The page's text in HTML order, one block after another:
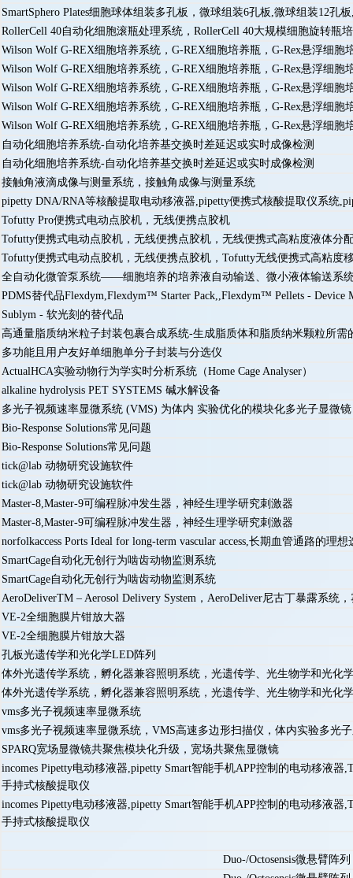
SmartSphero Plates细胞球体组装多孔板，微球组装6孔板,微球组装12孔
RollerCell 40自动化细胞滚瓶处理系统，RollerCell 40大规模细胞旋转瓶
Wilson Wolf G-REX细胞培养系统，G-REX细胞培养瓶，G-Rex悬浮细
Wilson Wolf G-REX细胞培养系统，G-REX细胞培养瓶，G-Rex悬浮细
Wilson Wolf G-REX细胞培养系统，G-REX细胞培养瓶，G-Rex悬浮细
Wilson Wolf G-REX细胞培养系统，G-REX细胞培养瓶，G-Rex悬浮细
Wilson Wolf G-REX细胞培养系统，G-REX细胞培养瓶，G-Rex悬浮细
自动化细胞培养系统-自动化培养基交换时差延迟或实时成像检测
自动化细胞培养系统-自动化培养基交换时差延迟或实时成像检测
接触角液滴成像与测量系统，接触角成像与测量系统
pipetty DNA/RNA等核酸提取电动移液器,pipetty便携式核酸提取仪系统
Tofutty Pro便携式电动点胶机，无线便携点胶机
Tofutty便携式电动点胶机，无线便携点胶机，无线便携式高粘度液体分
Tofutty便携式电动点胶机，无线便携点胶机，Tofutty无线便携式高粘度
全自动化微管泵系统——细胞培养的培养液自动输送、微小液体输送系
PDMS替代品Flexdym,Flexdym™ Starter Pack,,Flexdym™ Pellets - Device
Sublym - 软光刻的替代品
高通量脂质纳米粒子封装包裹合成系统-生成脂质体和脂质纳米颗粒所需
多功能且用户友好单细胞单分子封装与分选仪
ActualHCA实验动物行为学实时分析系统（Home Cage Analyser）
alkaline hydrolysis PET SYSTEMS 碱水解设备
多光子视频速率显微系统 (VMS) 为体内 实验优化的模块化多光子显微镜
Bio-Response Solutions常见问题
Bio-Response Solutions常见问题
tick@lab 动物研究设施软件
tick@lab 动物研究设施软件
Master-8,Master-9可编程脉冲发生器，神经生理学研究刺激器
Master-8,Master-9可编程脉冲发生器，神经生理学研究刺激器
norfolkaccess Ports Ideal for long-term vascular access,长期血管通路的理想
SmartCage自动化无创行为啮齿动物监测系统
SmartCage自动化无创行为啮齿动物监测系统
AeroDeliverTM – Aerosol Delivery System，AeroDeliver尼古丁暴露系统
VE-2全细胞膜片钳放大器
VE-2全细胞膜片钳放大器
孔板光遗传学和光化学LED阵列
体外光遗传学系统，孵化器兼容照明系统，光遗传学、光生物学和光化
体外光遗传学系统，孵化器兼容照明系统，光遗传学、光生物学和光化
vms多光子视频速率显微系统
vms多光子视频速率显微系统，VMS高速多边形扫描仪，体内实验多光
SPARQ宽场显微镜共聚焦模块化升级，宽场共聚焦显微镜
incomes Pipetty电动移液器,pipetty Smart智能手机APP控制的电动移液
手持式核酸提取仪
incomes Pipetty电动移液器,pipetty Smart智能手机APP控制的电动移液
手持式核酸提取仪
Duo-/Octosensis微悬臂阵